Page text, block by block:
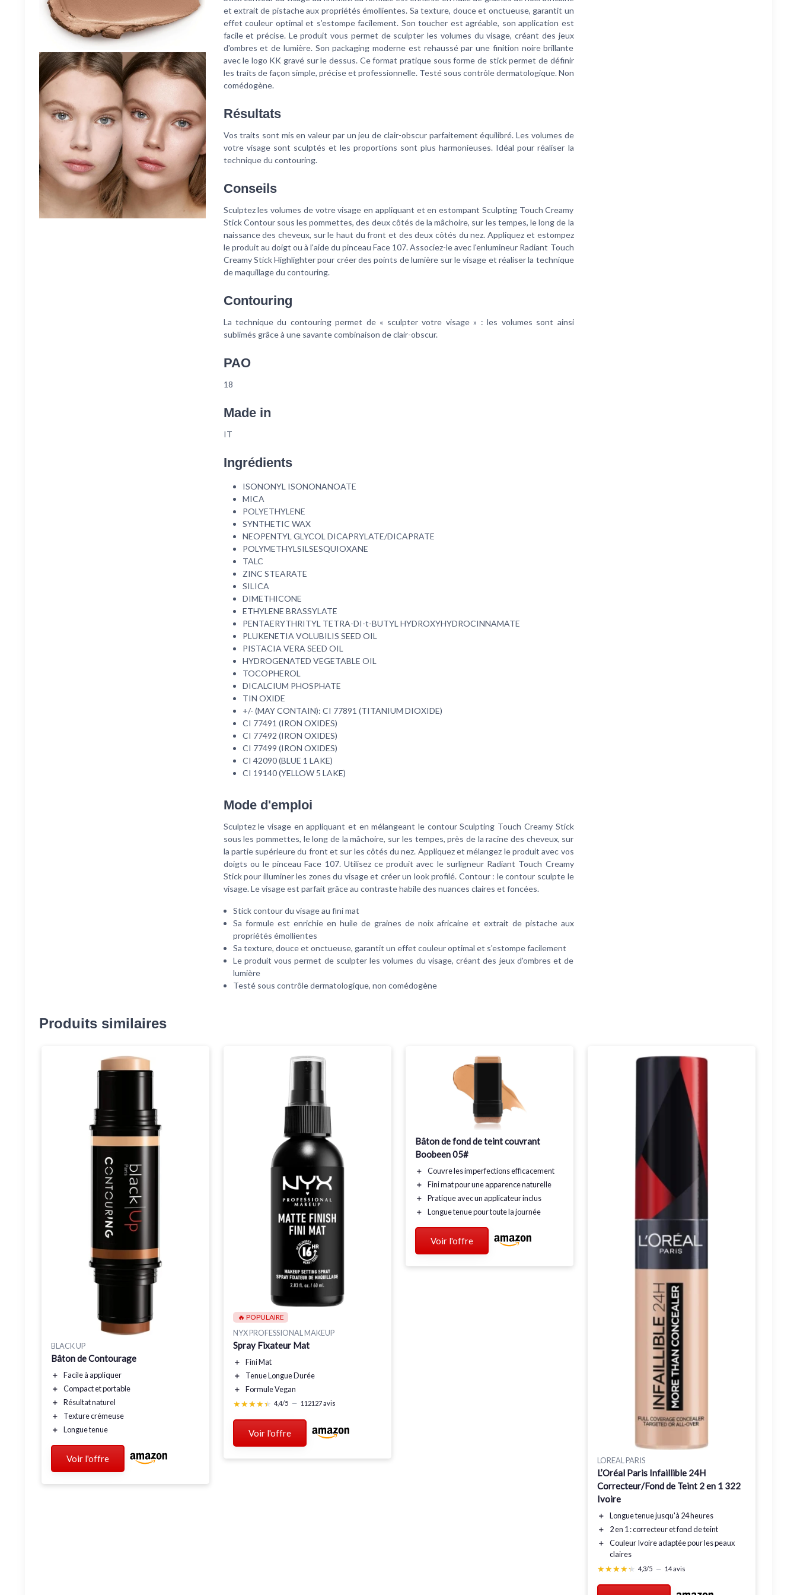
et extrait de pistache aux propriétés émollientes. Sa texture, douce et onctueuse, garantit un
effet couleur optimal et s’estompe facilement. Son toucher est agréable, son application est
facile et précise. Le produit vous permet de sculpter les volumes du visage, créant des jeux
d'ombres et de lumière. Son packaging moderne est rehaussé par une finition noire brillante
avec le logo KK gravé sur le dessus. Ce format pratique sous forme de stick permet de définir
les traits de façon simple, précise et professionnelle. Testé sous contrôle dermatologique. Non
comédogène.
Résultats
Vos traits sont mis en valeur par un jeu de clair-obscur parfaitement équilibré. Les volumes de
votre visage sont sculptés et les proportions sont plus harmonieuses. Idéal pour réaliser la
technique du contouring.
Conseils
Sculptez les volumes de votre visage en appliquant et en estompant Sculpting Touch Creamy
Stick Contour sous les pommettes, des deux côtés de la mâchoire, sur les tempes, le long de la
naissance des cheveux, sur le haut du front et des deux côtés du nez. Appliquez et estompez
le produit au doigt ou à l'aide du pinceau Face 107. Associez-le avec l'enlumineur Radiant Touch
Creamy Stick Highlighter pour créer des points de lumière sur le visage et réaliser la technique
de maquillage du contouring.
Contouring
La technique du contouring permet de « sculpter votre visage » : les volumes sont ainsi
sublimés grâce à une savante combinaison de clair-obscur.
PAO
18
Made in
IT
Ingrédients
ISONONYL ISONONANOATE
MICA
POLYETHYLENE
SYNTHETIC WAX
NEOPENTYL GLYCOL DICAPRYLATE/DICAPRATE
POLYMETHYLSILSESQUIOXANE
TALC
ZINC STEARATE
SILICA
DIMETHICONE
ETHYLENE BRASSYLATE
PENTAERYTHRITYL TETRA-DI-t-BUTYL HYDROXYHYDROCINNAMATE
PLUKENETIA VOLUBILIS SEED OIL
PISTACIA VERA SEED OIL
HYDROGENATED VEGETABLE OIL
TOCOPHEROL
DICALCIUM PHOSPHATE
TIN OXIDE
+/- (MAY CONTAIN): CI 77891 (TITANIUM DIOXIDE)
CI 77491 (IRON OXIDES)
CI 77492 (IRON OXIDES)
CI 77499 (IRON OXIDES)
CI 42090 (BLUE 1 LAKE)
CI 19140 (YELLOW 5 LAKE)
Mode d'emploi
Sculptez le visage en appliquant et en mélangeant le contour Sculpting Touch Creamy Stick
sous les pommettes, le long de la mâchoire, sur les tempes, près de la racine des cheveux, sur
la partie supérieure du front et sur les côtés du nez. Appliquez et mélangez le produit avec vos
doigts ou le pinceau Face 107. Utilisez ce produit avec le surligneur Radiant Touch Creamy
Stick pour illuminer les zones du visage et créer un look profilé. Contour : le contour sculpte le
visage. Le visage est parfait grâce au contraste habile des nuances claires et foncées.
Stick contour du visage au fini mat
Sa formule est enrichie en huile de graines de noix africaine et extrait de pistache aux
propriétés émollientes
Sa texture, douce et onctueuse, garantit un effet couleur optimal et s'estompe facilement
Le produit vous permet de sculpter les volumes du visage, créant des jeux d'ombres et de
lumière
Testé sous contrôle dermatologique, non comédogène
Produits similaires
BLACK UP
Bâton de Contourage
＋
Facile à appliquer
＋
Compact et portable
＋
Résultat naturel
＋
Texture crémeuse
＋
Longue tenue
Voir l'offre
🔥 POPULAIRE
NYX PROFESSIONAL MAKEUP
Spray Fixateur Mat
＋
Fini Mat
＋
Tenue Longue Durée
＋
Formule Vegan
★★★★★
★★★★★ 4,4/5 — 112127 avis
Voir l'offre
Bâton de fond de teint couvrant
Boobeen 05#
＋ Couvreles imperfections efficacement
＋
Fini matpour une apparence naturelle
＋
Pratiqueavec un applicateur inclus
＋
Longue tenuepour toute la journée
Voir l'offre
LOREAL PARIS
L’Oréal Paris Infaillible 24H
Correcteur/Fond de Teint 2 en 1 322
Ivoire
＋ Longue tenuejusqu'à 24 heures
＋
2 en 1 : correcteur et fond de teint
＋
CouleurIvoire adaptée pour les peaux
claires
★★★★★
★★★★★ 4,3/5 — 14 avis